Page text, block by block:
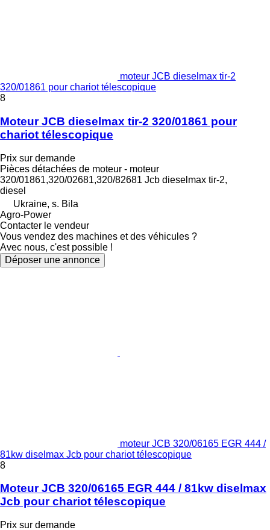
moteur JCB dieselmax tir-2
320/01861 pour chariot télescopique
8
Moteur JCB dieselmax tir-2 320/01861 pour
chariot télescopique
Prix sur demande
Pièces détachées de moteur - moteur
320/01861,320/02681,320/82681 Jcb dieselmax tir-2,
diesel
Ukraine, s. Bila
Agro-Power
Contacter le vendeur
Vous vendez des machines et des véhicules ?
Avec nous, c'est possible !
Déposer une annonce
moteur JCB 320/06165 EGR 444 /
81kw diselmax Jcb pour chariot télescopique
8
Moteur JCB 320/06165 EGR 444 / 81kw diselmax
Jcb pour chariot télescopique
Prix sur demande